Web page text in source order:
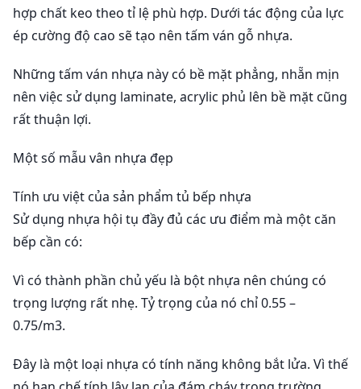
hợp chất keo theo tỉ lệ phù hợp. Dưới tác động của lực
ép cường độ cao sẽ tạo nên tấm ván gỗ nhựa.
Những tấm ván nhựa này có bề mặt phẳng, nhẵn mịn
nên việc sử dụng laminate, acrylic phủ lên bề mặt cũng
rất thuận lợi.
Một số mẫu vân nhựa đẹp
Tính ưu việt của sản phẩm tủ bếp nhựa
Sử dụng nhựa hội tụ đầy đủ các ưu điểm mà một căn
bếp cần có:
Vì có thành phần chủ yếu là bột nhựa nên chúng có
trọng lượng rất nhẹ. Tỷ trọng của nó chỉ 0.55 –
0.75/m3.
Đây là một loại nhựa có tính năng không bắt lửa. Vì thế